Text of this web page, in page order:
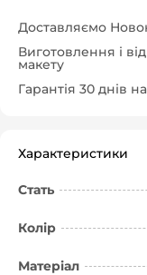
Доставляємо
Виготовлення і
макету
Гарантія 30 днів
Характеристики
Стать
Колір
Матеріал